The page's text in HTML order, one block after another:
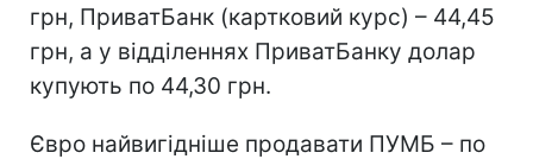
грн, ПриватБанк (картковий курс) – 44,45
грн, а у відділеннях ПриватБанку долар
купують по 44,30 грн.
Євро найвигідніше продавати ПУМБ – по